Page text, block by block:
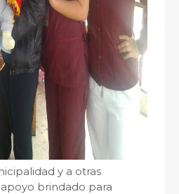
y a otras
brindado para